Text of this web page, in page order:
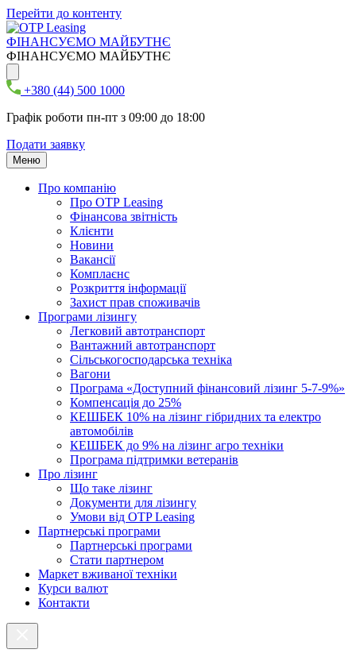
Перейти до контенту
ФІНАНСУЄМО МАЙБУТНЄ
ФІНАНСУЄМО МАЙБУТНЄ
+380 (44) 500 1000
Графік роботи пн-пт з 09:00 до 18:00
Подати заявку
Меню
Про компанію
Про ОТР Leasing
Фінансова звітність
Клієнти
Новини
Вакансії
Комплаєнс
Розкриття інформації
Захист прав споживачів
Програми лізингу
Легковий автотранспорт
Вантажний автотранспорт
Cільськогосподарська техніка
Вагони
Програма «Доступний фінансовий лізинг 5-7-9%»
Компенсація до 25%
КЕШБЕК 10% на лізинг гібридних та електро
автомобілів
КЕШБЕК до 9% на лізинг агро техніки
Програма підтримки ветеранів
Про лізинг
Що таке лізинг
Документи для лізингу
Умови від OTP Leasing
Партнерські програми
Партнерські програми
Стати партнером
Маркет вживаної техніки
Курси валют
Контакти